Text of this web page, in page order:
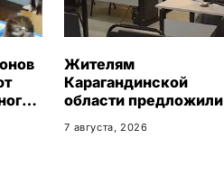
Жителям
Карагандинской
области предложили
гарантией
7 августа, 2026